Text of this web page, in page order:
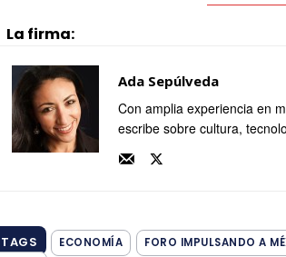
La firma:
Ada Sepúlveda
Con amplia experiencia en
escribe sobre cultura,
TAGS ECONOMÍA FORO IMPULSANDO A